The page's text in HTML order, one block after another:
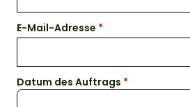
E-Mail-Adresse
Datum des Auftrags